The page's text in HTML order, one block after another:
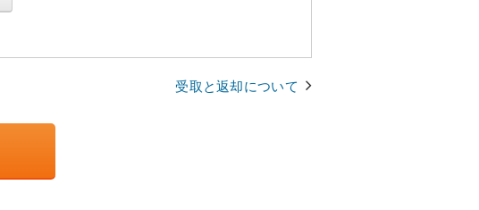
受取と返却について